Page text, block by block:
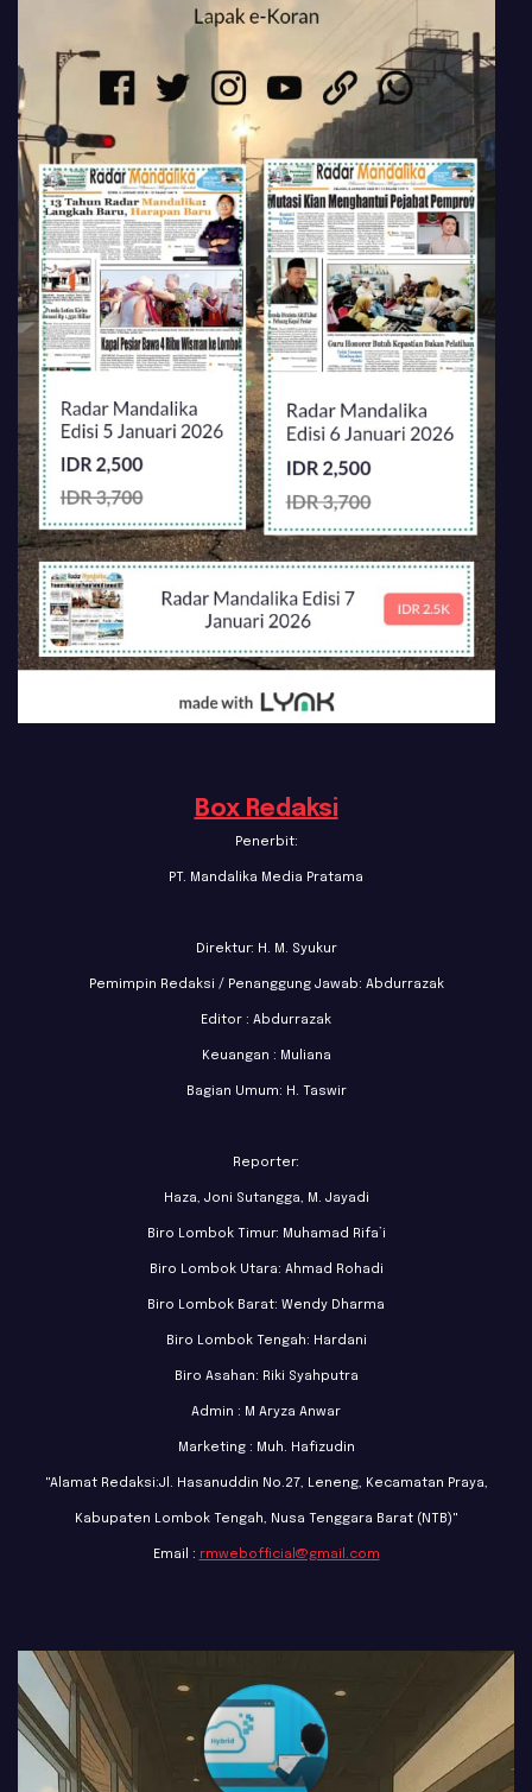
Box Redaksi
Penerbit:
PT. Mandalika Media Pratama
Direktur: H. M. Syukur
Pemimpin Redaksi / Penanggung Jawab: Abdurrazak
Editor : Abdurrazak
Keuangan : Muliana
Bagian Umum: H. Taswir
Reporter:
Haza, Joni Sutangga, M. Jayadi
Biro Lombok Timur: Muhamad Rifa’i
Biro Lombok Utara: Ahmad Rohadi
Biro Lombok Barat: Wendy Dharma
Biro Lombok Tengah: Hardani
Biro Asahan: Riki Syahputra
Admin : M Aryza Anwar
Marketing : Muh. Hafizudin
"Alamat Redaksi:Jl. Hasanuddin No.27, Leneng, Kecamatan Praya,
Kabupaten Lombok Tengah, Nusa Tenggara Barat (NTB)"
Email : rmwebofficial@gmail.com